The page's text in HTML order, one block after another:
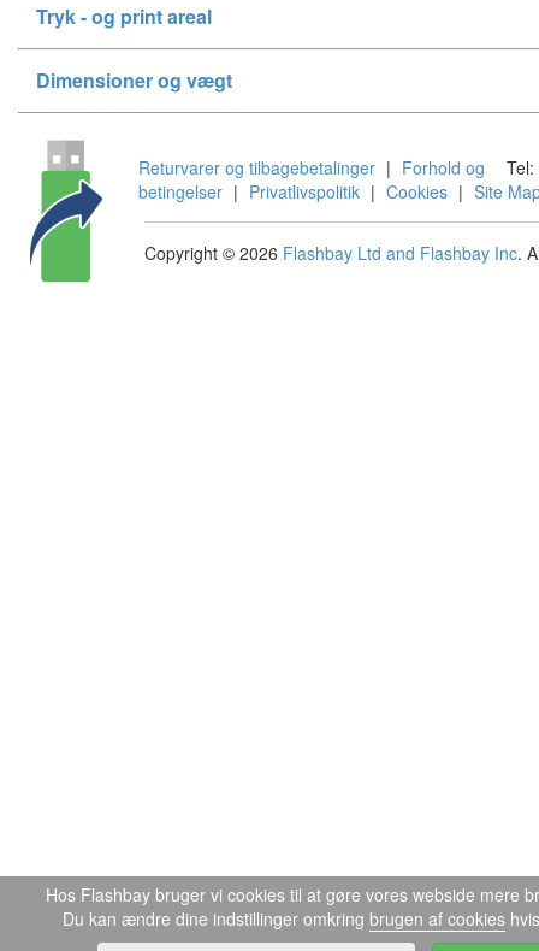
Tryk - og print areal
Dimensioner og vægt
Tel:
Returvarer og tilbagebetalinger | Forhold og
betingelser | Privatlivspolitik | Cookies | Site
Copyright © 2026 Flashbay Ltd and Flashbay Inc.
Hos Flashbay bruger vi cookies til at gøre vores webside mere
Du kan ændre dine indstillinger omkring brugen af cookies